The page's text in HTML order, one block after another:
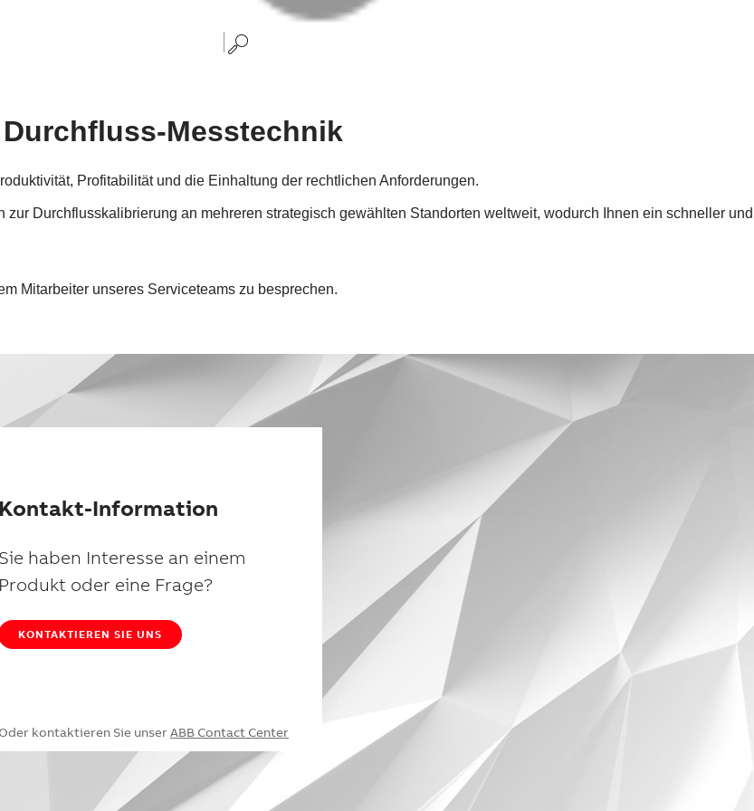
Messtechnik
Profitabilität und die Einhaltung der rechtlichen Anforderungen.
Durchflusskalibrierung an mehreren strategisch gewählten Standorten weltweit, wodurch Ihnen ein schneller und
Mitarbeiter unseres Serviceteams zu besprechen.
Kontakt-Information
Sie haben Interesse an einem
Produkt oder eine Frage?
KONTAKTIEREN SIE UNS
Oder kontaktieren Sie unser ABB Contact Center